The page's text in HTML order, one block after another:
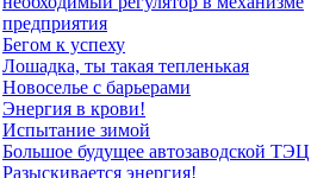
предприятия
Бегом к успеху
Лошадка, ты такая тепленькая
Новоселье с барьерами
Энергия в крови!
Испытание зимой
Большое будущее автозаводской ТЭЦ
Разыскивается энергия!